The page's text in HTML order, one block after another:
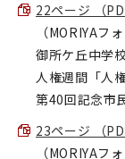
22ページ （
（MORIYAフ
御所ケ丘中学
人権週間「人
第40回記念市
23ページ （
（MORIYAフ